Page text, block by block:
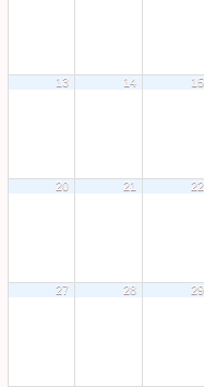
13 14 15
20 21 22
27 28 29